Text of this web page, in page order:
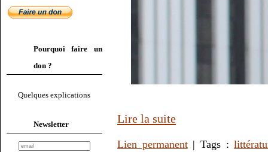
Pourquoi faire un
don ?
Quelques explications
Newsletter Lire la suite
Lien permanent| Tags :